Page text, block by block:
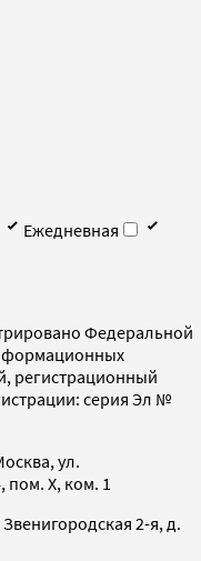
Ежедневная
Федеральной
регистрационный
серия Эл №
ул.
пом. X, ком. 1
2-я, д.